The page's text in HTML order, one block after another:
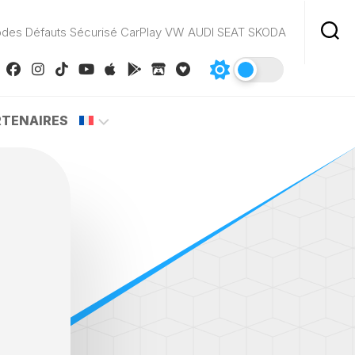
Défauts Sécurisé CarPlay VW AUDI SEAT SKODA